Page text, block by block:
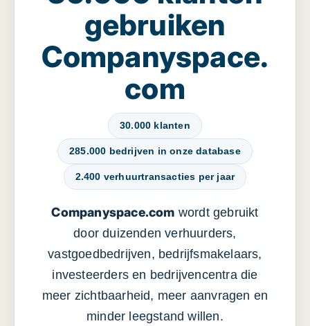
gebruiken
Companyspace.
com
30.000 klanten
285.000 bedrijven in onze database
2.400 verhuurtransacties per jaar
Companyspace.com wordt gebruikt
door duizenden verhuurders,
vastgoedbedrijven, bedrijfsmakelaars,
investeerders en bedrijvencentra die
meer zichtbaarheid, meer aanvragen en
minder leegstand willen.